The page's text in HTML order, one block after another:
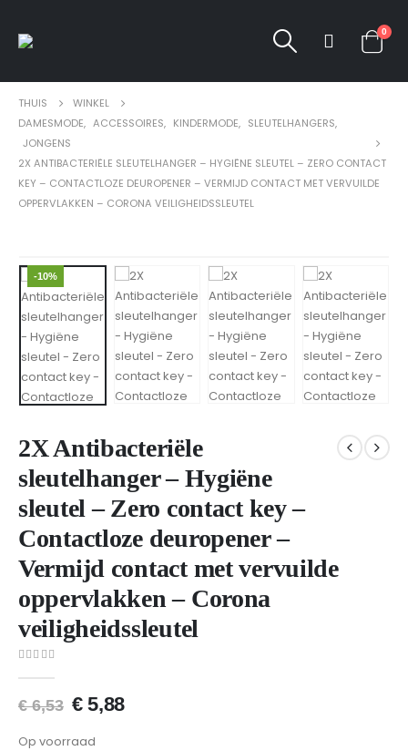
0
THUIS
WINKEL
DAMESMODE, ACCESSOIRES, KINDERMODE, SLEUTELHANGERS,
JONGENS
2X ANTIBACTERIËLE SLEUTELHANGER – HYGIËNE SLEUTEL – ZERO CONTACT
KEY – CONTACTLOZE DEUROPENER – VERMIJD CONTACT MET VERVUILDE
OPPERVLAKKEN – CORONA VEILIGHEIDSSLEUTEL
-10%
2X Antibacteriële
sleutelhanger – Hygiëne
sleutel – Zero contact key –
Contactloze deuropener –
Vermijd contact met vervuilde
oppervlakken – Corona
veiligheidssleutel
€6,53 €5,88
Op voorraad